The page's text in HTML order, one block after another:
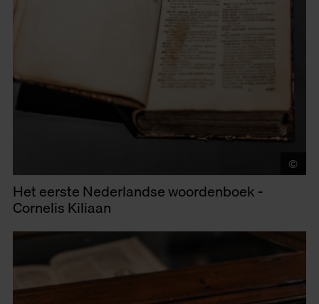
©
Het eerste Nederlandse woordenboek -
Cornelis Kiliaan